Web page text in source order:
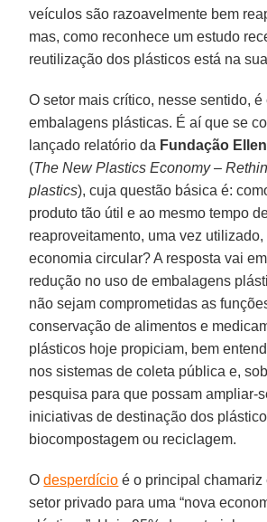
veículos são razoavelmente bem
mas, como reconhece um estudo
reutilização dos plásticos está na
O setor mais crítico, nesse sentido, é
embalagens plásticas. É aí que se
lançado relatório da Fundação
(The New Plastics Economy –
plastics), cuja questão básica é:
produto tão útil e ao mesmo tempo
reaproveitamento, uma vez
economia circular? A resposta vai
redução no uso de embalagens
não sejam comprometidas as
conservação de alimentos e
plásticos hoje propiciam, bem
nos sistemas de coleta pública e,
pesquisa para que possam ampliar-
iniciativas de destinação dos
biocompostagem ou reciclagem.
Odesperdício é o principal chamariz
setor privado para uma “nova